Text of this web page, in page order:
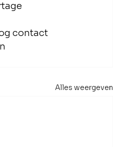
contact
Alles weergeven